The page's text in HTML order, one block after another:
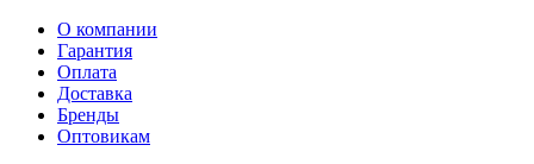
О компании
Гарантия
Оплата
Доставка
Бренды
Оптовикам